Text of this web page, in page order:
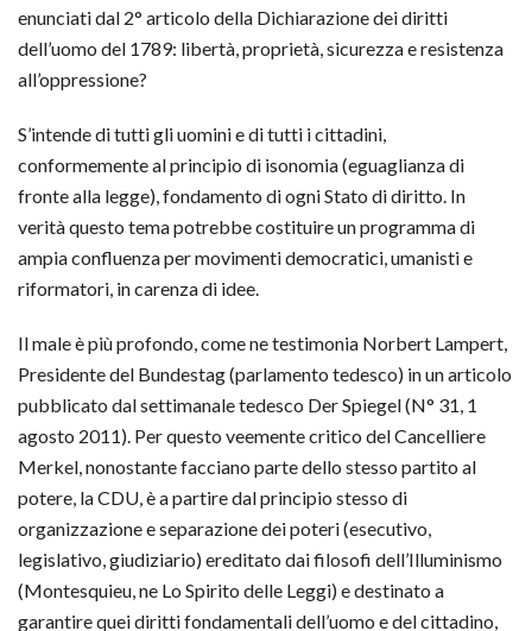
enunciati dal 2° articolo della Dichiarazione dei diritti
dell’uomo del 1789: libertà, proprietà, sicurezza e resistenza
all’oppressione?
S’intende di tutti gli uomini e di tutti i cittadini,
conformemente al principio di isonomia (eguaglianza di
fronte alla legge), fondamento di ogni Stato di diritto. In
verità questo tema potrebbe costituire un programma di
ampia confluenza per movimenti democratici, umanisti e
riformatori, in carenza di idee.
Il male è più profondo, come ne testimonia Norbert Lampert,
Presidente del Bundestag (parlamento tedesco) in un articolo
pubblicato dal settimanale tedesco Der Spiegel (N° 31, 1
agosto 2011). Per questo veemente critico del Cancelliere
Merkel, nonostante facciano parte dello stesso partito al
potere, la CDU, è a partire dal principio stesso di
organizzazione e separazione dei poteri (esecutivo,
legislativo, giudiziario) ereditato dai filosofi dell’Illuminismo
(Montesquieu, ne Lo Spirito delle Leggi) e destinato a
garantire quei diritti fondamentali dell’uomo e del cittadino,